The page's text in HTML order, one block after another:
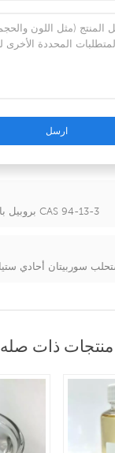
ارسل
بروبيل بارابين الحافظة CAS 94-13-3
منتجات ذات صله